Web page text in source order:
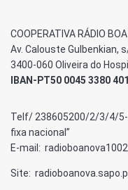
COOPERATIVA RÁDIO
Av. Calouste Gulbenkian,
3400-060 Oliveira do
IBAN-PT50 0045 3380
Telf/ 238605200/2/3/4/5-
fixa nacional”
E-mail:
Site: